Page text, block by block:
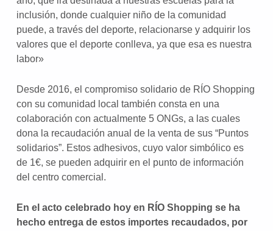
inclusión, donde cualquier niño de la comunidad
puede, a través del deporte, relacionarse y adquirir los
valores que el deporte conlleva, ya que esa es nuestra
labor»
Desde 2016, el compromiso solidario de RÍO Shopping
con su comunidad local también consta en una
colaboración con actualmente 5 ONGs, a las cuales
dona la recaudación anual de la venta de sus “Puntos
solidarios”. Estos adhesivos, cuyo valor simbólico es
de 1€, se pueden adquirir en el punto de información
del centro comercial.
En el acto celebrado hoy en RÍO Shopping se ha
hecho entrega de estos importes recaudados, por